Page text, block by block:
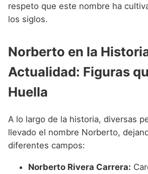
respeto que este nombre ha
los siglos.
Norberto en la
Actualidad: Figuras
Huella
A lo largo de la historia, diversas
llevado el nombre Norberto,
diferentes campos:
Norberto Rivera Carrera: